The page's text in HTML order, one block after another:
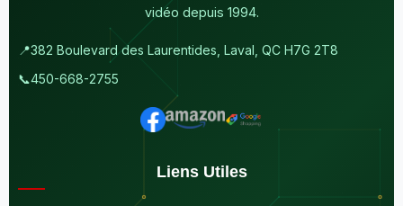
vidéo depuis 1994.
📍382 Boulevard des Laurentides, Laval, QC H7G 2T8
📞450-668-2755
Liens Utiles